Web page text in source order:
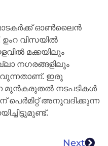
ഓൺലൈൻ
വിസയിൽ
മക്കയിലും
നഗരങ്ങളിലും
ഇരു
മുൻകരുതൽ നടപടികൾ
അനുവദിക്കുന്ന
Next